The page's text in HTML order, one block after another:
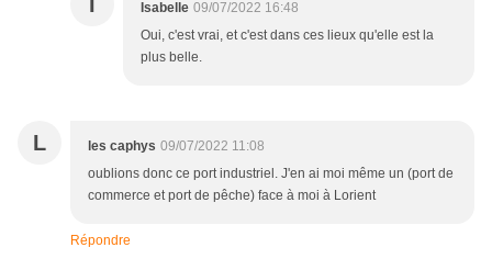
Isabelle 09/07/2022 16:48
Oui, c'est vrai, et c'est dans ces lieux qu'elle est la
plus belle.
L les caphys 09/07/2022 11:08
oublions donc ce port industriel. J'en ai moi même un (port de
commerce et port de pêche) face à moi à Lorient
Répondre